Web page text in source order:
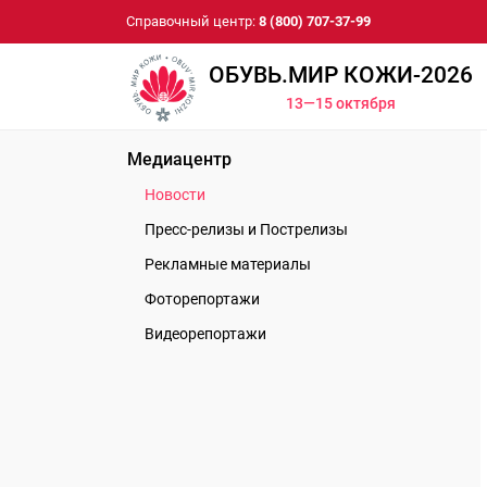
Справочный центр: 8 (800) 707-37-99
ОБУВЬ.МИР КОЖИ-2026
13—15 октября
Медиацентр
Новости
Пресс-релизы и Пострелизы
Рекламные материалы
Фоторепортажи
Видеорепортажи